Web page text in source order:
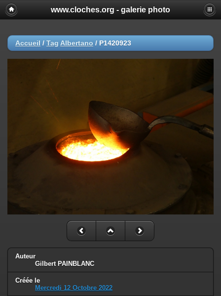
www.cloches.org - galerie photo
Accueil / Tag Albertano / P1420923
Auteur
Gilbert PAINBLANC
Créée le
Mercredi 12 Octobre 2022